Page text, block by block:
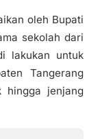
oleh Bupati
sekolah dari
lakukan untuk
Tangerang
hingga jenjang